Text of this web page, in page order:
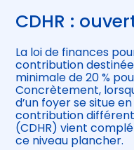
CDHR :
La loi de finances
contribution
minimale de 20 %
Concrètement,
d’un foyer se situe
contribution
(CDHR) vient
ce niveau plancher.